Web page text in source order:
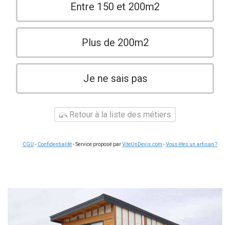
Entre 150 et 200m2
Plus de 200m2
Je ne sais pas
Retour à la liste des métiers
CGU - Confidentialité- Service proposé parViteUnDevis.com -Vous êtes un artisan ?